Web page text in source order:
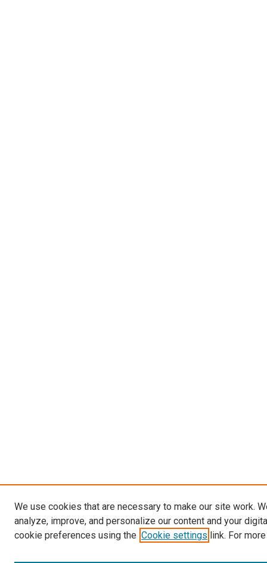
We use cookies that are necessary to make our site work.
analyze, improve, and personalize our content and your
cookie preferences using the Cookie settings link. For